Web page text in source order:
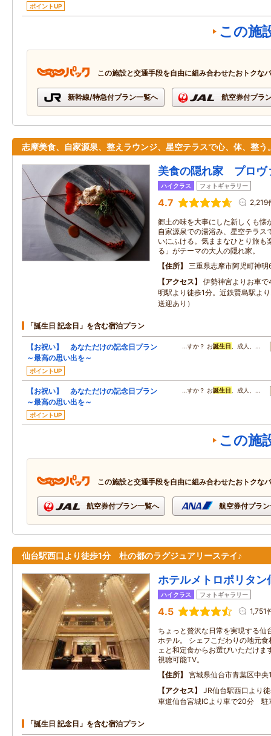
ポイントUP
この施
この施設と交通手段を自由に組み合わせたおトクな
新幹線/特急付プラン一覧へ 航空券付プラ
志摩美食、自家源泉、整えラウンジ、星空テラスで心、体、整う
美食の隠れ家 プロヴ
ハイクラス フォトギャラリー
4.7 2,219
郷土の味を大事にした新しくも懐
自家源泉での湯浴み、星空テラス
いにふける。気ままなひとり旅も
る」がテーマの大人の隠れ家。
住所
三重県志摩市阿児町神
アクセス
伊勢神宮よりお車
明駅より徒歩1分。近鉄賢島駅よ
送迎あり）
「誕生日 記念日」を含む宿泊プラン
【お祝い】 あなただけの記念日プラン
～最高の思い出を～
ポイントUP
…すか？ お誕生日 、成人、…
【お祝い】 あなただけの記念日プラン
～最高の思い出を～
ポイントUP
…すか？ お誕生日 、成人、…
この施
この施設と交通手段を自由に組み合わせたおトクな
航空券付プラン一覧へ 航空券付プラ
仙台駅西口より徒歩1分 杜の都のラグジュアリーステイ♪
ホテルメトロポリタン
ハイクラス フォトギャラリー
4.5 1,751
ちょっと贅沢な日常を実現する仙
ホテル。 シェフこだわりの地元
ェと和定食からお選びいただけ
視聴可能TV。
住所
宮城県仙台市青葉区中
アクセス
JR仙台駅西口より
車道仙台宮城ICより車で20分 駐
「誕生日 記念日」を含む宿泊プラン